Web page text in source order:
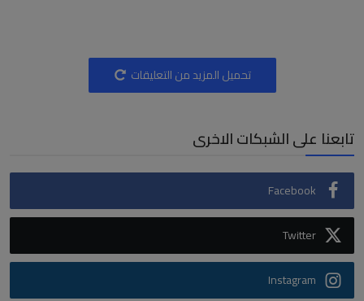
تحميل المزيد من التعليقات
تابعنا على الشبكات الاخرى
Facebook
Twitter
Instagram